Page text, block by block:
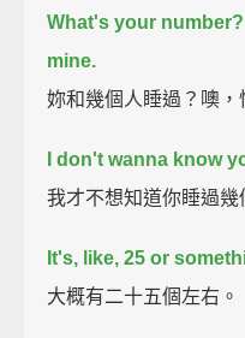
What's your number?
mine.
妳和幾個人睡過？噢，
I don't wanna know
我才不想知道你睡過幾
It's, like, 25 or
大概有二十五個左右。